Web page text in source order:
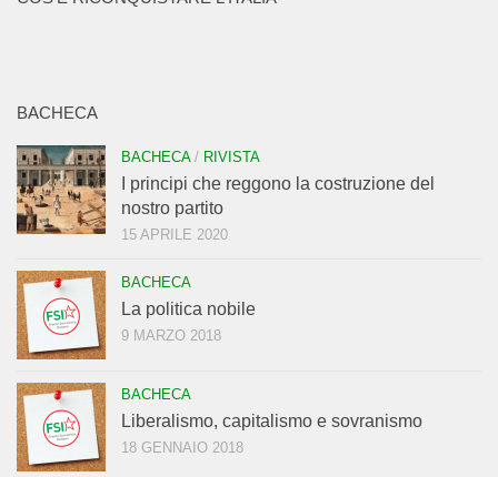
BACHECA
BACHECA/ RIVISTA
I principi che reggono la costruzione del
nostro partito
15 APRILE 2020
BACHECA
La politica nobile
9 MARZO 2018
BACHECA
Liberalismo, capitalismo e sovranismo
18 GENNAIO 2018